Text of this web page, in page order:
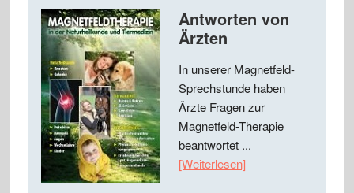
Antworten von
Ärzten
In unserer Magnetfeld-
Sprechstunde haben
Ärzte Fragen zur
Magnetfeld-Therapie
beantwortet ...
[Weiterlesen]